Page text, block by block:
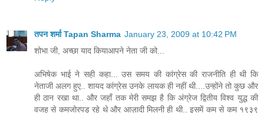
तपन शर्मा Tapan Sharma January 23, 2009 at 10:42 PM
शोभा जी, अच्छा याद कियाआपने नेता जी को...
अभिषेक भाई ने सही कहा... उस समय की कांग्रेस की राजनीति ही थी कि
नेताजी अलग हुए.. शायद कांग्रेस उनके लायक ही नहीं थी....उन्होंने तो कुछ और
ही ठान रखा था.. और जहाँ तक मेरी समझ है कि अंग्रेज द्वितीय विश्व युद्ध की
वजह से कमजोरपड़ रहे थे और आज़ादी मिलनी ही थी.. इसमें कम से कम १९३९